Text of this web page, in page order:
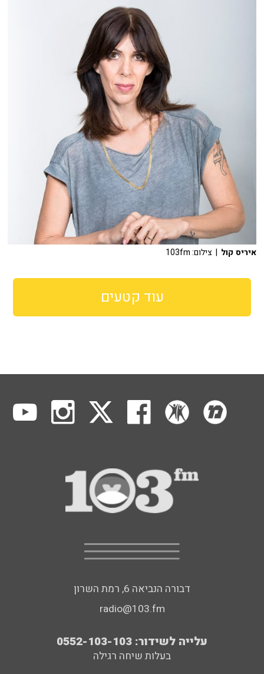
איריס קול | צילום: 103fm
עוד קטעים
דבורה הנביאה 6, רמת השרון
radio@103.fm
עלייה לשידור: 0552-103-103
בעלות שיחה רגילה